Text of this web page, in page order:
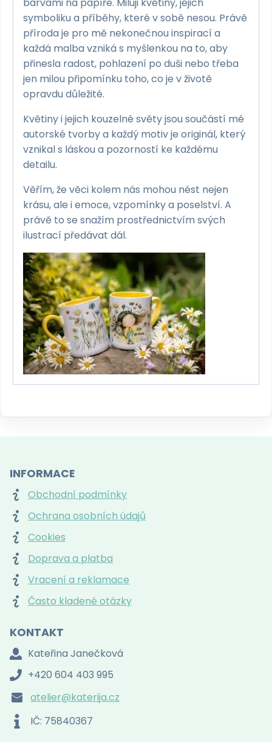
symboliku a příběhy, které v sobě nesou. Právě
příroda je pro mě nekonečnou inspirací a
každá malba vzniká s myšlenkou na to, aby
přinesla radost, pohlazení po duši nebo třeba
jen milou připomínku toho, co je v životě
opravdu důležité.
Květiny i jejich kouzelné světy jsou součástí mé
autorské tvorby a každý motiv je originál, který
vznikal s láskou a pozorností ke každému
detailu.
Věřím, že věci kolem nás mohou nést nejen
krásu, ale i emoce, vzpomínky a poselství. A
právě to se snažím prostřednictvím svých
ilustrací předávat dál.
INFORMACE
Obchodní podmínky
Ochrana osobních údajů
Cookies
Doprava a platba
Vracení a reklamace
Často kladené otázky
KONTAKT
Kateřina Janečková
+420 604 403 995
atelier@katerija.cz
IČ: 75840367